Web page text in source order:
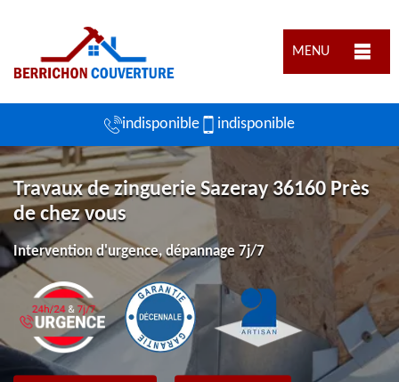
MENU
indisponible indisponible
Travaux de zinguerie Sazeray 36160 Près
de chez vous
Intervention d'urgence, dépannage 7j/7